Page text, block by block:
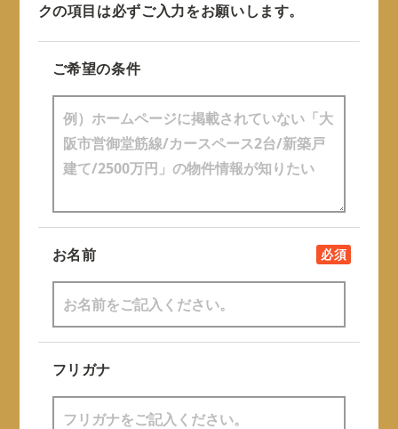
クの項目は必ずご入力をお願いします。
ご希望の条件
お名前 必須
フリガナ